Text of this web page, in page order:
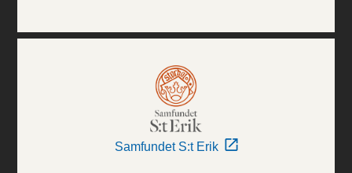
Samfundet S:t Erik